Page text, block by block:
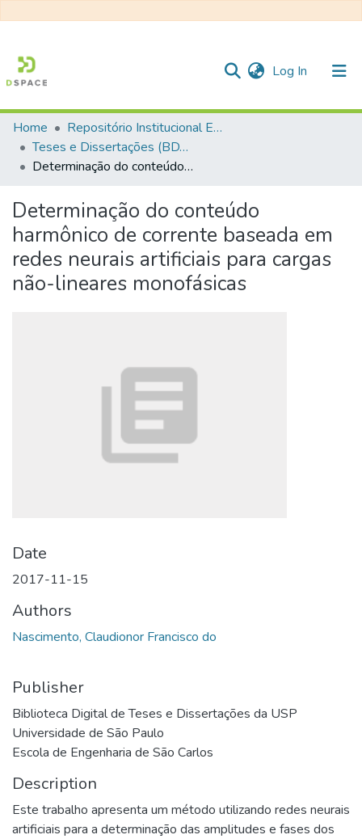
Log In (current)
Communities & Collections
All of DSpace
Statistics
Home
Repositório Institucional EESC
Teses e Dissertações (BDTD USP)
Determinação do conteúdo harmônico de corrente baseada em redes neurais artificiais para cargas não-lineares monofásicas
Determinação do conteúdo
harmônico de corrente baseada em
redes neurais artificiais para cargas
não-lineares monofásicas
Date
2017-11-15
Authors
Nascimento, Claudionor Francisco do
Publisher
Biblioteca Digital de Teses e Dissertações da USP
Universidade de São Paulo
Escola de Engenharia de São Carlos
Description
Este trabalho apresenta um método utilizando redes neurais
artificiais para a determinação das amplitudes e fases dos